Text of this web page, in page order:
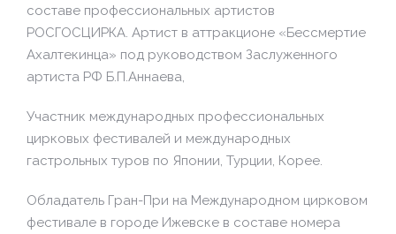
составе профессиональных артистов
РОСГОСЦИРКА. Артист в аттракционе «Бессмертие
Ахалтекинца» под руководством Заслуженного
артиста РФ Б.П.Аннаева,
Участник международных профессиональных
цирковых фестивалей и международных
гастрольных туров по Японии, Турции, Корее.
Обладатель Гран-При на Международном цирковом
фестивале в городе Ижевске в составе номера